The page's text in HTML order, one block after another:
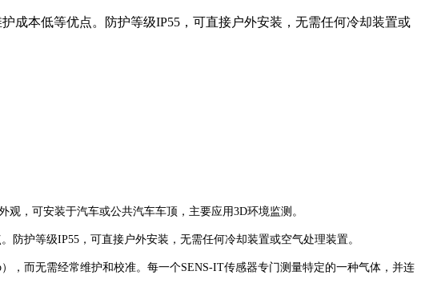
成本低等优点。防护等级IP55，可直接户外安装，无需任何冷却装置或
，可安装于汽车或公共汽车车顶，主要应用3D环境监测。
护等级IP55，可直接户外安装，无需任何冷却装置或空气处理装置。
，而无需经常维护和校准。每一个SENS-IT传感器专门测量特定的一种气体，并连